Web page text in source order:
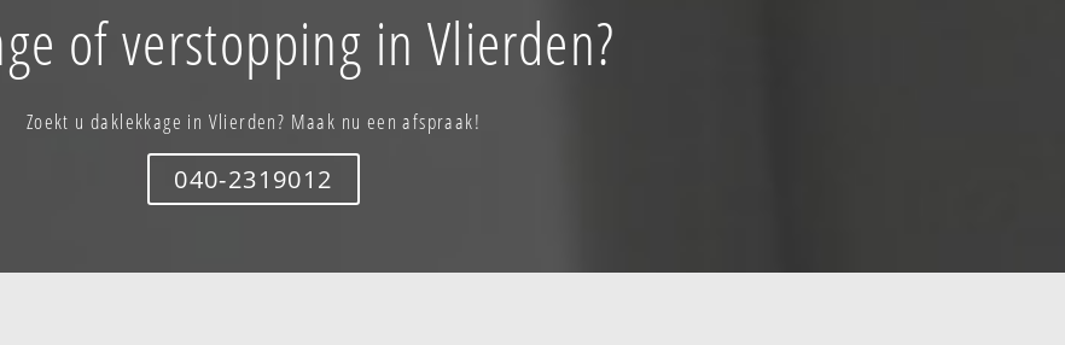
of verstopping in Vlierden?
Zoekt u daklekkage in Vlierden? Maak nu een afspraak!
040-2319012